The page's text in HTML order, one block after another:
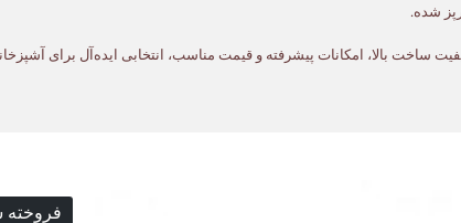
شده.
کیفیت ساخت بالا، امکانات پیشرفته و قیمت مناسب، انتخابی ایده‌آل برای
فروخته